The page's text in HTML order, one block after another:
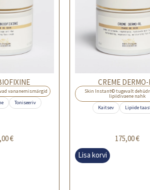
vananemismärgid
Toniseeriv
€
CREME DERMO-
Skin Instant© tugevalt
lipiidivaene nahk
Kaitsev
Lipiide
175,00€
Lisa korvi